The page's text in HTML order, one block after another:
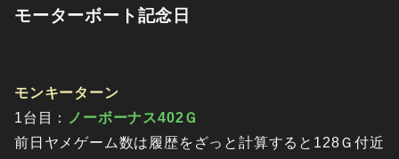
モーターボート記念日
モンキーターン
1台目：
ノーボーナス402Ｇ
前日ヤメゲーム数は履歴をざっと計算すると128Ｇ付近